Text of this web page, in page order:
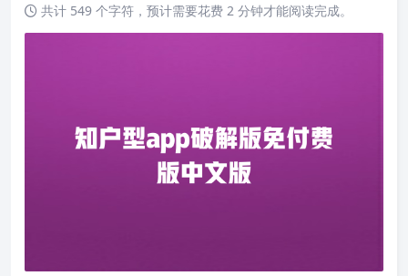
共计 549 个字符，预计需要花费 2 分钟才能阅读完成。